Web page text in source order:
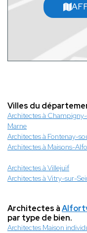
Villes du
Architectes à
Marne
Architectes à Fontenay-
Architectes à Maisons-
Architectes à Villejuif
Architectes à Vitry-sur-
Architectes à
par type de bien.
Architectes Maison